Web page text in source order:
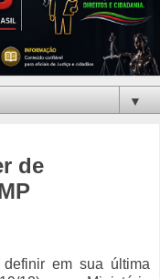
▼
de
em sua última